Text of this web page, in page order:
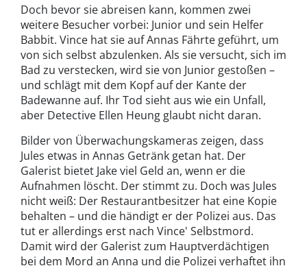
Doch bevor sie abreisen kann, kommen zwei
weitere Besucher vorbei: Junior und sein Helfer
Babbit. Vince hat sie auf Annas Fährte geführt, um
von sich selbst abzulenken. Als sie versucht, sich im
Bad zu verstecken, wird sie von Junior gestoßen –
und schlägt mit dem Kopf auf der Kante der
Badewanne auf. Ihr Tod sieht aus wie ein Unfall,
aber Detective Ellen Heung glaubt nicht daran.
Bilder von Überwachungskameras zeigen, dass
Jules etwas in Annas Getränk getan hat. Der
Galerist bietet Jake viel Geld an, wenn er die
Aufnahmen löscht. Der stimmt zu. Doch was Jules
nicht weiß: Der Restaurantbesitzer hat eine Kopie
behalten – und die händigt er der Polizei aus. Das
tut er allerdings erst nach Vince' Selbstmord.
Damit wird der Galerist zum Hauptverdächtigen
bei dem Mord an Anna und die Polizei verhaftet ihn